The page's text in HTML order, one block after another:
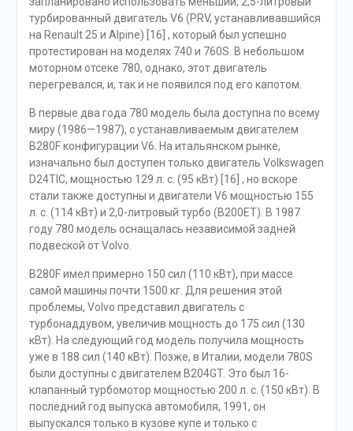
турбированный двигатель V6 (PRV, устанавливавшийся
на Renault 25 и Alpine) [16] , который был успешно
протестирован на моделях 740 и 760S. В небольшом
моторном отсеке 780, однако, этот двигатель
перегревался, и, так и не появился под его капотом.
В первые два года 780 модель была доступна по всему
миру (1986—1987), с устанавливаемым двигателем
B280F конфигурации V6. На итальянском рынке,
изначально был доступен только двигатель Volkswagen
D24TIC, мощностью 129 л. с. (95 кВт) [16] , но вскоре
стали также доступны и двигатели V6 мощностью 155
л. с. (114 кВт) и 2,0-литровый турбо (B200ET). В 1987
году 780 модель оснащалась независимой задней
подвеской от Volvo.
B280F имел примерно 150 сил (110 кВт), при массе
самой машины почти 1500 кг. Для решения этой
проблемы, Volvo представил двигатель с
турбонаддувом, увеличив мощность до 175 сил (130
кВт). На следующий год модель получила мощность
уже в 188 сил (140 кВт). Позже, в Италии, модели 780S
были доступны с двигателем B204GT. Это был 16-
клапанный турбомотор мощностью 200 л. с. (150 кВт). В
последний год выпуска автомобиля, 1991, он
выпускался только в кузове купе и только с